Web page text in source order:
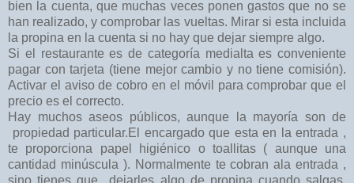
bien la cuenta, que muchas veces ponen gastos que no se
han realizado, y comprobar las vueltas. Mirar si esta incluida
la propina en la cuenta si no hay que dejar siempre algo.
Si el restaurante es de categoría medialta es conveniente
pagar con tarjeta (tiene mejor cambio y no tiene comisión).
Activar el aviso de cobro en el móvil para comprobar que el
precio es el correcto.
Hay muchos aseos públicos, aunque la mayoría son de
propiedad particular.El encargado que esta en la entrada ,
te proporciona papel higiénico o toallitas ( aunque una
cantidad minúscula ). Normalmente te cobran ala entrada ,